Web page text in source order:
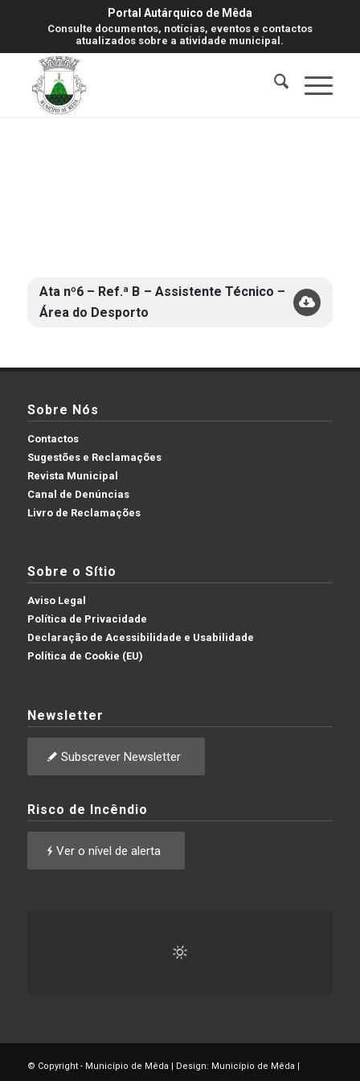
Portal Autárquico de Mêda
Consulte documentos, notícias, eventos e contactos
atualizados sobre a atividade municipal.
Ata nº6 – Ref.ª B – Assistente Técnico –
Área do Desporto
Sobre Nós
Contactos
Sugestões e Reclamações
Revista Municipal
Canal de Denúncias
Livro de Reclamações
Sobre o Sítio
Aviso Legal
Política de Privacidade
Declaração de Acessibilidade e Usabilidade
Política de Cookie (EU)
Newsletter
Subscrever Newsletter
Risco de Incêndio
Ver o nível de alerta
© Copyright - Município de Mêda | Design: Município de Mêda |